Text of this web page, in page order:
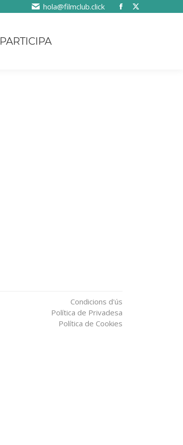
hola@filmclub.click
PARTICIPA
Condicions d'ús
Política de Privadesa
Política de Cookies